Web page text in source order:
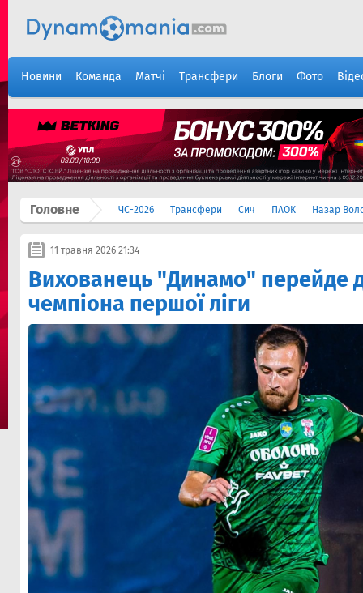
Новини Команда Матчі Трансфери Блоги Фото
Головне ЧС-2026 Трансфери Сич ПАОК Назар
11 травня 2026 21:34
Вихованець "Динамо" перейде
чемпіона першої ліги